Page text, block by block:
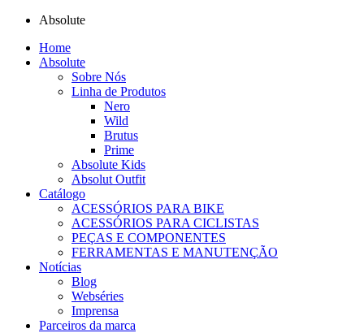
Absolute
Home
Absolute
Sobre Nós
Linha de Produtos
Nero
Wild
Brutus
Prime
Absolute Kids
Absolut Outfit
Catálogo
ACESSÓRIOS PARA BIKE
ACESSÓRIOS PARA CICLISTAS
PEÇAS E COMPONENTES
FERRAMENTAS E MANUTENÇÃO
Notícias
Blog
Webséries
Imprensa
Parceiros da marca